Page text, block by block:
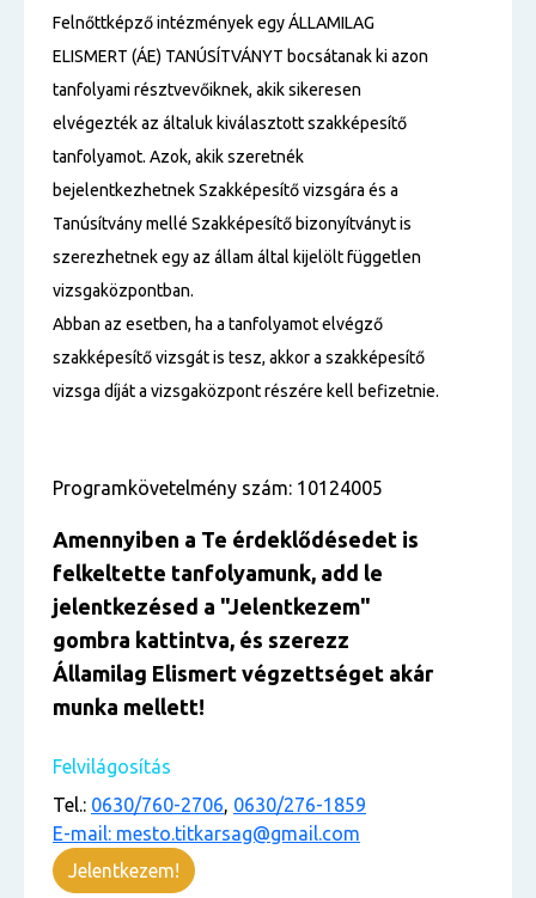
Felnőttképző intézmények egy ÁLLAMILAG
ELISMERT (ÁE) TANÚSÍTVÁNYT bocsátanak ki azon
tanfolyami résztvevőiknek, akik sikeresen
elvégezték az általuk kiválasztott szakképesítő
tanfolyamot. Azok, akik szeretnék
bejelentkezhetnek Szakképesítő vizsgára és a
Tanúsítvány mellé Szakképesítő bizonyítványt is
szerezhetnek egy az állam által kijelölt független
vizsgaközpontban.
Abban az esetben, ha a tanfolyamot elvégző
szakképesítő vizsgát is tesz, akkor a szakképesítő
vizsga díját a vizsgaközpont részére kell befizetnie.
Programkövetelmény szám: 10124005
Amennyiben a Te érdeklődésedet is
felkeltette tanfolyamunk, add le
jelentkezésed a "Jelentkezem"
gombra kattintva, és szerezz
Államilag Elismert végzettséget akár
munka mellett!
Felvilágosítás
Tel.: 0630/760-2706, 0630/276-1859
E-mail: mesto.titkarsag@gmail.com
Jelentkezem!